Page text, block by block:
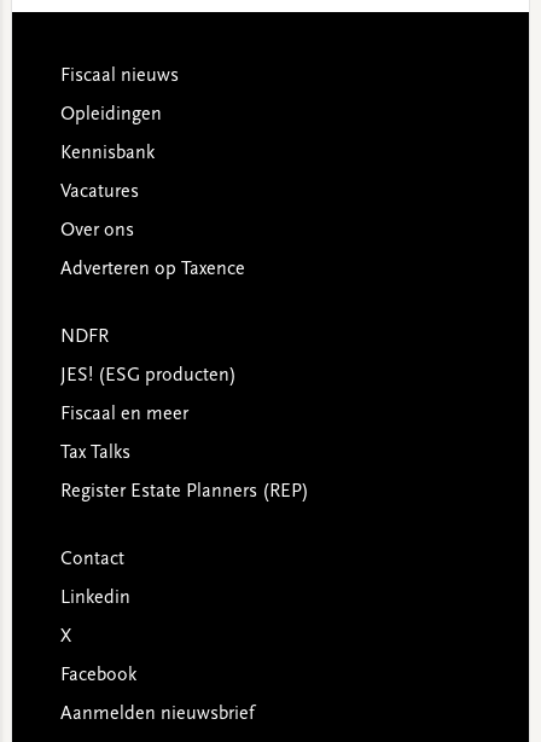
Footer
Fiscaal nieuws
Opleidingen
Kennisbank
Vacatures
Over ons
Adverteren op Taxence
NDFR
JES! (ESG producten)
Fiscaal en meer
Tax Talks
Register Estate Planners (REP)
Contact
Linkedin
X
Facebook
Aanmelden nieuwsbrief